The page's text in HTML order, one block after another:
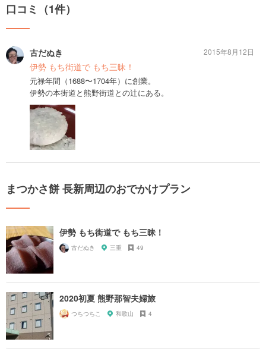
口コミ（1件）
古だぬき
伊勢 もち街道で もち三昧！
元禄年間（1688〜1704年）に創業。
伊勢の本街道と熊野街道との辻にある。
2015年8月12日
まつかさ餅 長新周辺のおでかけプラン
伊勢 もち街道で もち三昧！
古だぬき 三重 49
2020初夏 熊野那智夫婦旅
つちつちこ 和歌山 4